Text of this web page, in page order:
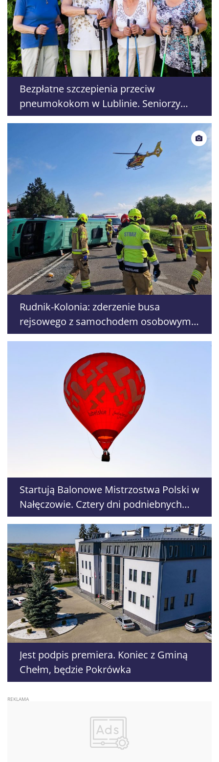
Bezpłatne szczepienia przeciw
pneumokokom w Lublinie. Seniorzy
mogą skorzystać z programu
Rudnik-Kolonia: zderzenie busa
rejsowego z samochodem osobowym.
Droga całkowicie zablokowana
Startują Balonowe Mistrzostwa Polski w
Nałęczowie. Cztery dni podniebnych
zmagań i nocnych pokazów
Jest podpis premiera. Koniec z Gminą
Chełm, będzie Pokrówka